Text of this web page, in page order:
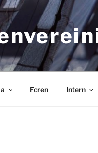
Foren Intern